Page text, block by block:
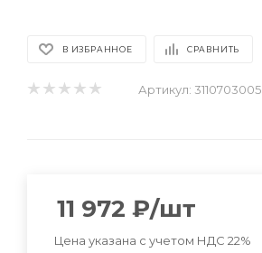
В ИЗБРАННОЕ СРАВНИТЬ
Артикул: 3110703005
11 972 ₽/шт
Цена указана с учетом НДС 22%